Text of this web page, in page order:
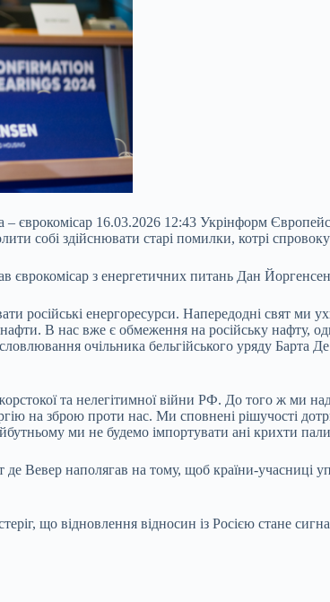
єврокомісар 16.03.2026 12:43 Укрінформ
собі здійснювати старі помилки, котрі
єврокомісар з енергетичних питань Дан
енергоресурси. Напередодні свят ми
В нас вже є обмеження на російську
очільника бельгійського уряду
та нелегітимної війни РФ. До того ж ми
на зброю проти нас. Ми сповнені рішучості
ми не будемо імпортувати ані крихти
де Вевер наполягав на тому, щоб країни-
що відновлення відносин із Росією стане